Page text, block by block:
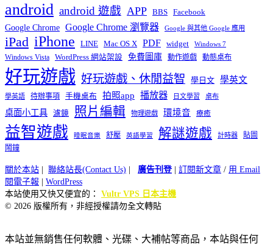
android android 遊戲 APP BBS Facebook
Google Chrome Google Chrome 瀏覽器 Google 與其他 Google 應用
iPad iPhone LINE Mac OS X PDF widget Windows 7
Windows Vista WordPress 網站架設 免費圖庫 動作遊戲 動態桌布
好玩遊戲 好玩遊戲、休閒益智 學日文 學英文
學英語 待辦事項 手機桌布 拍照app 播放器 日文學習 桌布
桌面小工具 濾鏡 照片編輯 物理遊戲 環境音 療癒
益智遊戲 睡眠音樂 舒壓 英語學習 解謎遊戲 計時器
貼圖
鬧鐘
關於本站 聯絡站長(Contact Us) 廣告刊登| 訂閱新文章 / 用 Email
閱電子報
WordPress
本站使用又快又便宜的： Vultr VPS 日本主機
© 2026 版權所有，非經授權請勿全文轉貼
本站並無銷售任何軟體、光碟、大補帖等商品，本站與任何